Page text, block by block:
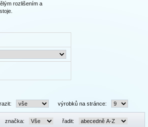
rozlišením a
výrobků na stránce:
značka: řadit: